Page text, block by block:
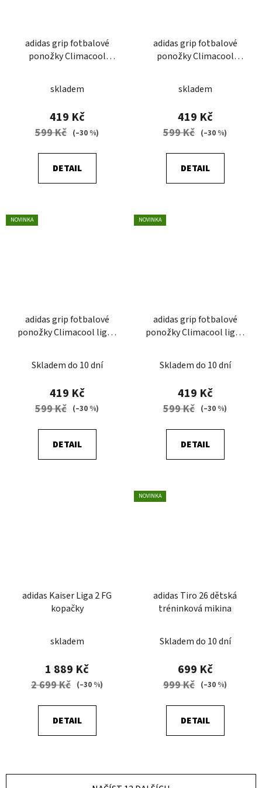
adidas grip fotbalové
ponožky Climacool
skladem
419 Kč
599 Kč (–30 %)
DETAIL
adidas grip fotbalové
ponožky Climacool
skladem
419 Kč
599 Kč (–30 %)
DETAIL
NOVINKA
adidas grip fotbalové
ponožky Climacool light
Skladem do 10 dní
419 Kč
599 Kč (–30 %)
DETAIL
NOVINKA
adidas grip fotbalové
ponožky Climacool light
Skladem do 10 dní
419 Kč
599 Kč (–30 %)
DETAIL
adidas Kaiser Liga 2 FG
kopačky
skladem
1 889 Kč
2 699 Kč (–30 %)
DETAIL
NOVINKA
adidas Tiro 26 dětská
tréninková mikina
Skladem do 10 dní
699 Kč
999 Kč (–30 %)
DETAIL